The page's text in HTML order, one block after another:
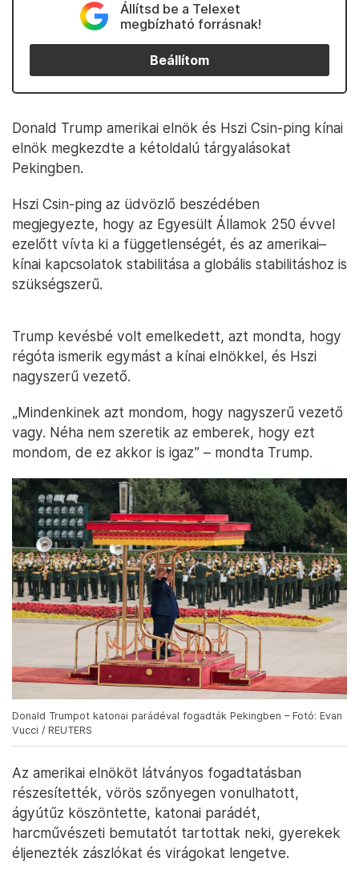
Állítsd be a Telexet
megbízható forrásnak!
Beállítom
Donald Trump amerikai elnök és Hszi Csin-ping kínai
elnök megkezdte a kétoldalú tárgyalásokat
Pekingben.
Hszi Csin-ping az üdvözlő beszédében
megjegyezte, hogy az Egyesült Államok 250 évvel
ezelőtt vívta ki a függetlenségét, és az amerikai–
kínai kapcsolatok stabilitása a globális stabilitáshoz is
szükségszerű.
Trump kevésbé volt emelkedett, azt mondta, hogy
régóta ismerik egymást a kínai elnökkel, és Hszi
nagyszerű vezető.
„Mindenkinek azt mondom, hogy nagyszerű vezető
vagy. Néha nem szeretik az emberek, hogy ezt
mondom, de ez akkor is igaz” – mondta Trump.
Donald Trumpot katonai parádéval fogadták Pekingben – Fotó: Evan
Vucci / REUTERS
Az amerikai elnököt látványos fogadtatásban
részesítették, vörös szőnyegen vonulhatott,
ágyútűz köszöntette, katonai parádét,
harcművészeti bemutatót tartottak neki, gyerekek
éljenezték zászlókat és virágokat lengetve.